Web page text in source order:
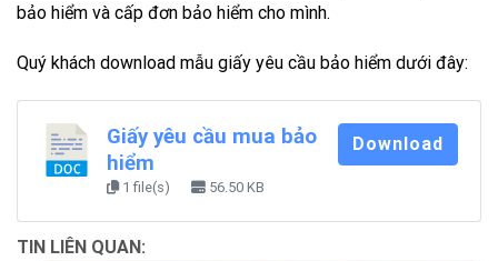
bảo hiểm và cấp đơn bảo hiểm cho mình.
Quý khách download mẫu giấy yêu cầu bảo hiểm dưới đây:
Giấy yêu cầu mua bảo
hiểm
1 file(s) 56.50 KB
Download
TIN LIÊN QUAN: